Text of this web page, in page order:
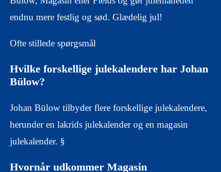
endnu mere festlig og sød. Glædelig jul!
Ofte stillede spørgsmål
Hvilke forskellige julekalendere har Johan
Bülow?
Johan Bülow tilbyder flere forskellige julekalendere,
herunder en lakrids julekalender og en magasin
julekalender. §
Hvornår udkommer Magasin